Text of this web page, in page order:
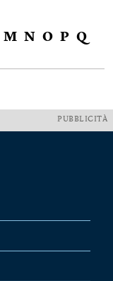
M N O P Q
PUBBLICITÀ